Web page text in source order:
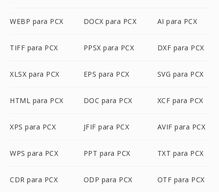
WEBP para PCX DOCX para PCX AI para PCX
TIFF para PCX PPSX para PCX DXF para PCX
XLSX para PCX EPS para PCX SVG para PCX
HTML para PCX DOC para PCX XCF para PCX
XPS para PCX JFIF para PCX AVIF para PCX
WPS para PCX PPT para PCX TXT para PCX
CDR para PCX ODP para PCX OTF para PCX